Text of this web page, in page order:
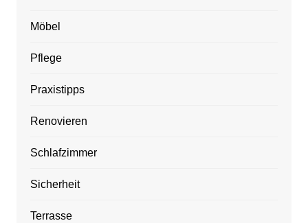
Möbel
Pflege
Praxistipps
Renovieren
Schlafzimmer
Sicherheit
Terrasse